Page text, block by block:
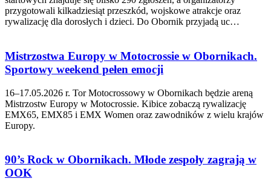
przygotowali kilkadziesiąt przeszkód, wojskowe atrakcje oraz
rywalizację dla dorosłych i dzieci. Do Obornik przyjadą uc…
Mistrzostwa Europy w Motocrossie w Obornikach.
Sportowy weekend pełen emocji
16–17.05.2026 r. Tor Motocrossowy w Obornikach będzie areną
Mistrzostw Europy w Motocrossie. Kibice zobaczą rywalizację
EMX65, EMX85 i EMX Women oraz zawodników z wielu krajów
Europy.
90’s Rock w Obornikach. Młode zespoły zagrają w
OOK